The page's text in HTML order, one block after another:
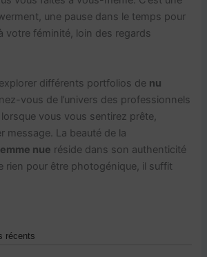
une pause dans le temps pour
votre féminité, loin des regards
différents portfolios de nu
vous de l’univers des professionnels
vous vous sentirez prête,
message. La beauté de la
nue réside dans son authenticité
rien pour être photogénique, il suffit
récents